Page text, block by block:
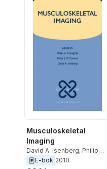
Musculoskeletal
Imaging
David A. Isenberg, Philip
O'Connor ,Philip G.
E-bok 2010